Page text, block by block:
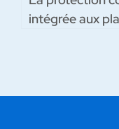
intégrée aux